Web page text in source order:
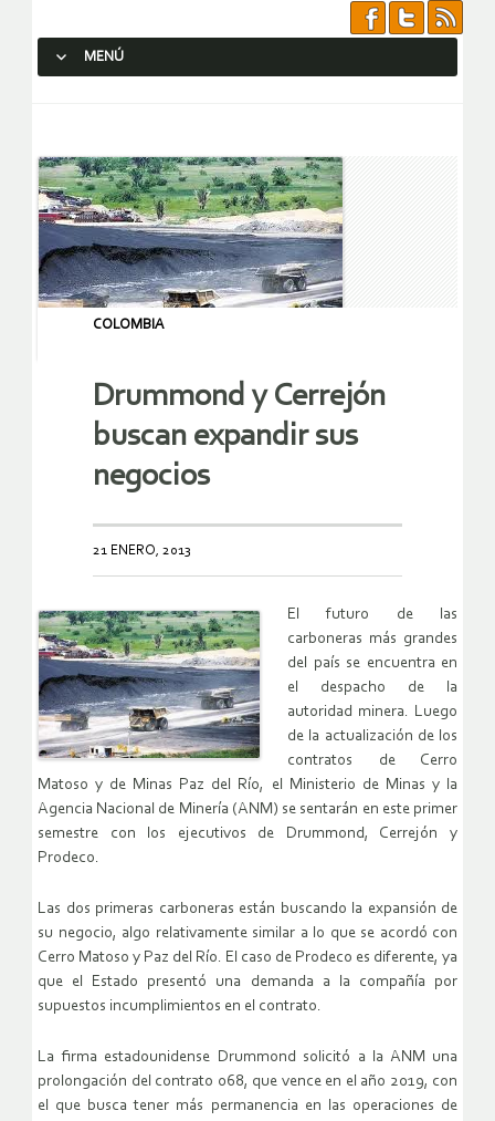
MENÚ
COLOMBIA
Drummond y Cerrejón
buscan expandir sus
negocios
21 ENERO, 2013
El futuro de las
carboneras más grandes
del país se encuentra en
el despacho de la
autoridad minera. Luego
de la actualización de los
contratos de Cerro
Matoso y de Minas Paz del Río, el Ministerio de Minas y la
Agencia Nacional de Minería (ANM) se sentarán en este primer
semestre con los ejecutivos de Drummond, Cerrejón y
Prodeco.
Las dos primeras carboneras están buscando la expansión de
su negocio, algo relativamente similar a lo que se acordó con
Cerro Matoso y Paz del Río. El caso de Prodeco es diferente, ya
que el Estado presentó una demanda a la compañía por
supuestos incumplimientos en el contrato.
La firma estadounidense Drummond solicitó a la ANM una
prolongación del contrato 068, que vence en el año 2019, con
el que busca tener más permanencia en las operaciones de